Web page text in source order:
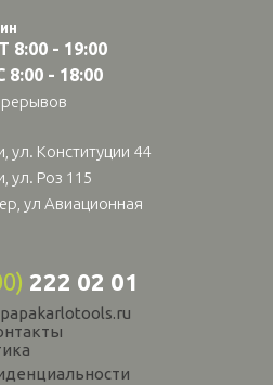
8:00 - 19:00
8:00 - 18:00
ул. Конституции 44
ул. Роз 115
ул Авиационная
222 02 01